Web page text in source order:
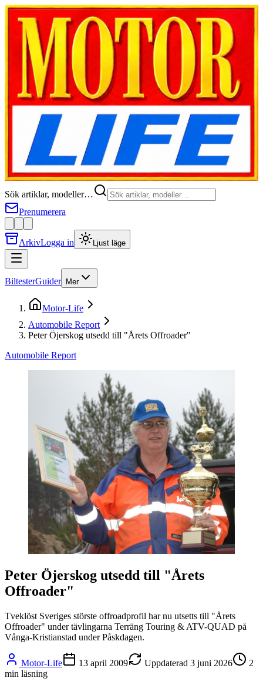
Sök artiklar, modeller…
Prenumerera
ArkivLogga in Ljust läge
BiltesterGuider Mer
Motor-Life
Automobile Report
Peter Öjerskog utsedd till "Årets Offroader"
Automobile Report
Peter Öjerskog utsedd till "Årets
Offroader"
Tveklöst Sveriges störste offroadprofil har nu utsetts till "Årets
Offroader" under tävlingarna Terräng Touring & ATV-QUAD på
Vånga-Kristianstad under Påskdagen.
Motor-Life 13 april 2009 Uppdaterad 3 juni 2026
2
min läsning